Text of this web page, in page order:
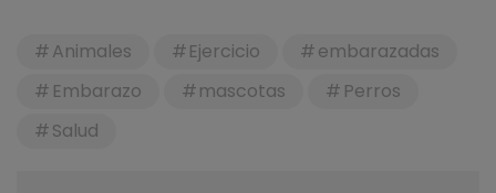
Animales Ejercicio
embarazadas
Embarazo
mascotas
Perros
Salud